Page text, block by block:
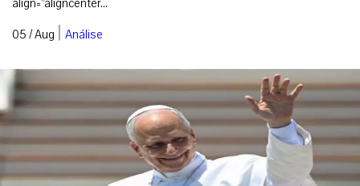
05 / Aug | Análise